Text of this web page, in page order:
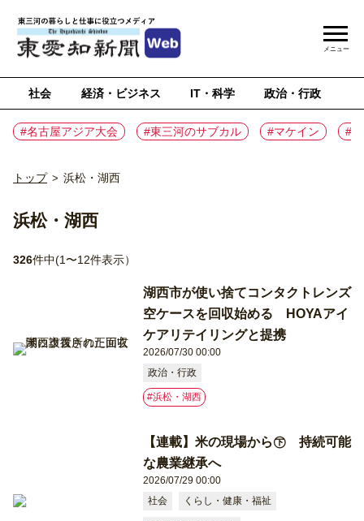
社会 経済・ビジネス IT・科学 政治・行政
#名古屋アジア大会 #東三河のサブカル #マケイン #
メニュー
トップ > 浜松・湖西
浜松・湖西
326件中(1〜12件表示）
湖西市が使い捨てコンタクトレンズ
空ケースを回収始める HOYAアイ
ケアリテイリングと提携
2026/07/30 00:00
政治・行政
#浜松・湖西
【連載】米の現場から㊦ 持続可能
な農業継承へ
2026/07/29 00:00
社会
くらし・健康・福祉